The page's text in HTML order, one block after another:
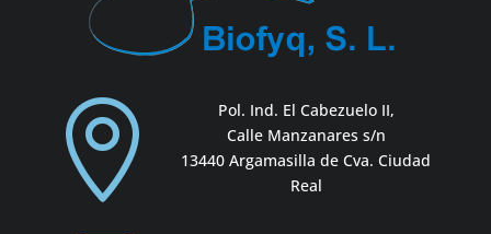

Pol. Ind. El Cabezuelo II,
Calle Manzanares s/n
13440 Argamasilla de Cva. Ciudad
Real